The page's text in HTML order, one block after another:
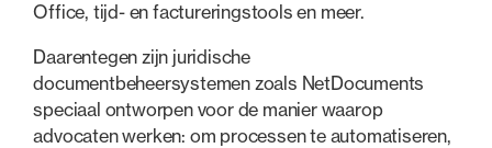
Office, tijd- en factureringstools en meer.
Daarentegen zijn juridische
documentbeheersystemen zoals NetDocuments
speciaal ontworpen voor de manier waarop
advocaten werken: om processen te automatiseren,